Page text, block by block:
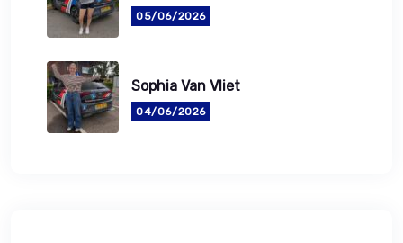
05/06/2026
Sophia Van Vliet
04/06/2026